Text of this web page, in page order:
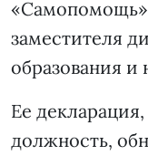
«Самопомощь»
заместителя
образования и
Ее
должность,